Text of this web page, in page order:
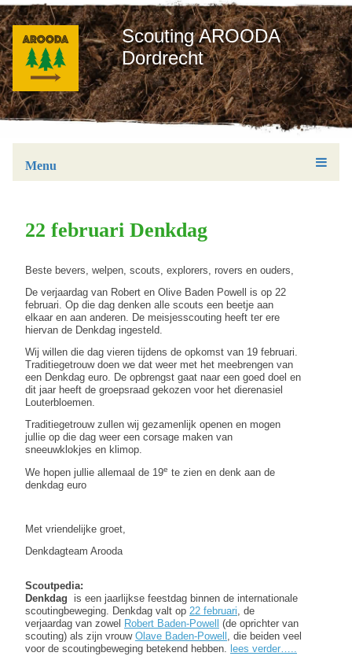
Scouting AROODA
Dordrecht
Menu
22 februari Denkdag
Beste bevers, welpen, scouts, explorers, rovers en ouders,
De verjaardag van Robert en Olive Baden Powell is op 22
februari. Op die dag denken alle scouts een beetje aan
elkaar en aan anderen. De meisjesscouting heeft ter ere
hiervan de Denkdag ingesteld.
Wij willen die dag vieren tijdens de opkomst van 19 februari.
Traditiegetrouw doen we dat weer met het meebrengen van
een Denkdag euro. De opbrengst gaat naar een goed doel en
dit jaar heeft de groepsraad gekozen voor het dierenasiel
Louterbloemen.
Traditiegetrouw zullen wij gezamenlijk openen en mogen
jullie op die dag weer een corsage maken van
sneeuwklokjes en klimop.
We hopen jullie allemaal de 19e te zien en denk aan de
denkdag euro
Met vriendelijke groet,
Denkdagteam Arooda
Scoutpedia:
Denkdag is een jaarlijkse feestdag binnen de internationale
scoutingbeweging. Denkdag valt op 22 februari, de
verjaardag van zowel Robert Baden-Powell
(de oprichter van
scouting) als zijn vrouw Olave Baden-Powell , die beiden veel
voor de scoutingbeweging betekend hebben. lees verder…..